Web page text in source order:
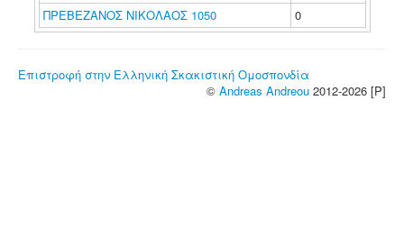
ΠΡΕΒΕΖΑΝΟΣ ΝΙΚΟΛΑΟΣ 1050
0
Επιστροφή στην Ελληνική Σκακιστική Ομοσπονδία
© Andreas Andreou 2012-2026 [P]